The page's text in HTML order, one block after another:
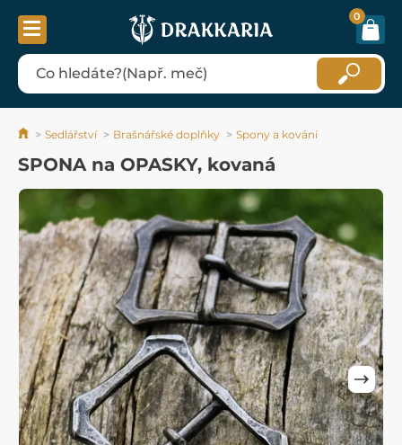
0
Sedlářství Brašnářské doplňky Spony a kování
SPONA na OPASKY, kovaná